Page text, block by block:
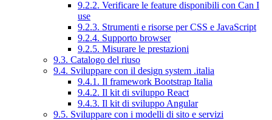
9.2.2. Verificare le feature disponibili con Can I
use
9.2.3. Strumenti e risorse per CSS e JavaScript
9.2.4. Supporto browser
9.2.5. Misurare le prestazioni
9.3. Catalogo del riuso
9.4. Sviluppare con il design system .italia
9.4.1. Il framework Bootstrap Italia
9.4.2. Il kit di sviluppo React
9.4.3. Il kit di sviluppo Angular
9.5. Sviluppare con i modelli di sito e servizi